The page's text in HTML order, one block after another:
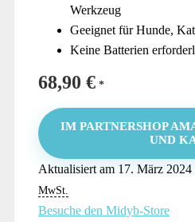
Werkzeug
Geeignet für Hunde,
Keine Batterien
68,90 €
IM PARTNERSHOP
UND
Aktualisiert am 17. März 2024
MwSt.
Besuche den Midyb-Store